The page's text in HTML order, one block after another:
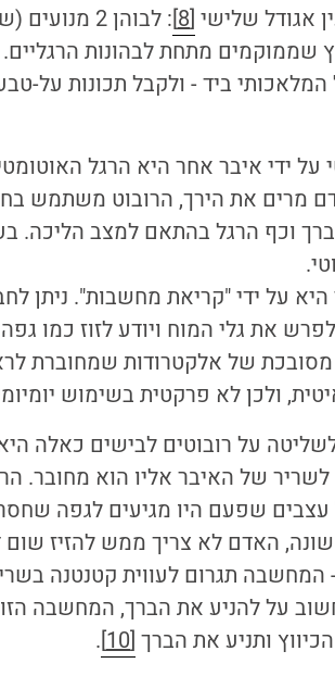
אגודל שלישי [8]
שממוקמים מתחת לבהונות
ביד - ולקבל תכונות על-
על ידי איבר אחר היא הרגל
מרים את הירך, הרובוט משתמש
וכף הרגל בהתאם למצב הליכה.
על ידי "קריאת מחשבות". ניתן
של אלקטרודות שמחוברת
ולכן לא פרקטית בשימוש
על רובוטים לבישים כאלה
של האיבר אליו הוא מחובר.
שפעם היו מגיעים לגפה
האדם לא צריך ממש להזיז
תגרום לעווית קטנטנה
על להניע את הברך, המחשבה הזו
ותניע את הברך [10]
.